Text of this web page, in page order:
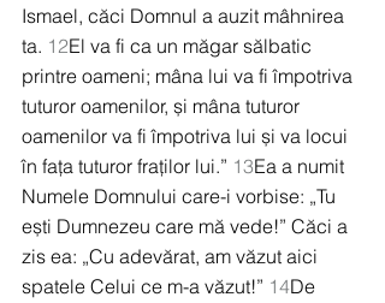
Ismael, căci Domnul a auzit mâhnirea
ta. 12El va fi ca un măgar sălbatic
printre oameni; mâna lui va fi împotriva
tuturor oamenilor, și mâna tuturor
oamenilor va fi împotriva lui și va locui
în fața tuturor fraților lui.” 13Ea a numit
Numele Domnului care-i vorbise: „Tu
ești Dumnezeu care mă vede!” Căci a
zis ea: „Cu adevărat, am văzut aici
spatele Celui ce m-a văzut!” 14De